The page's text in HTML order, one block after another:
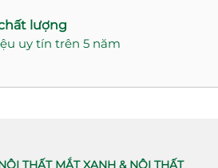
lượng
uy tín trên 5 năm
THẤT MẮT XANH & NỘI THẤT